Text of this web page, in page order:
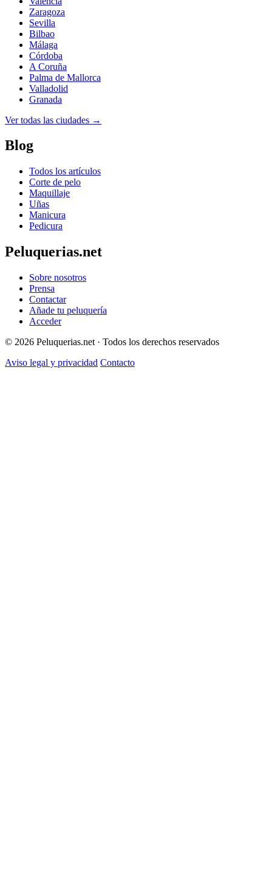
Zaragoza
Sevilla
Bilbao
Málaga
Córdoba
A Coruña
Palma de Mallorca
Valladolid
Granada
Ver todas las ciudades →
Blog
Todos los artículos
Corte de pelo
Maquillaje
Uñas
Manicura
Pedicura
Peluquerias.net
Sobre nosotros
Prensa
Contactar
Añade tu peluquería
Acceder
© 2026 Peluquerias.net · Todos los derechos reservados
Aviso legal y privacidad Contacto